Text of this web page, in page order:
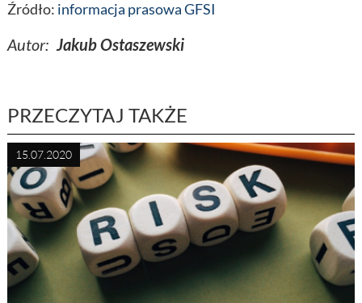
Źródło: informacja prasowa GFSI
Autor: Jakub Ostaszewski
PRZECZYTAJ TAKŻE
15.07.2020